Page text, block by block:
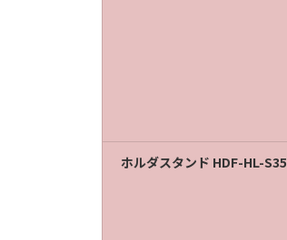
ホルダスタンド HDF-HL-